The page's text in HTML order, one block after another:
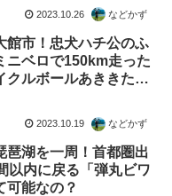
2023.10.26 などかず
館市！忠犬ハチ公のふ
ニベロで150km走った
クルボールあききたい
2023.10.19 などかず
琶湖を一周！首都圏出
以内に戻る「弾丸ビワ
可能なの？